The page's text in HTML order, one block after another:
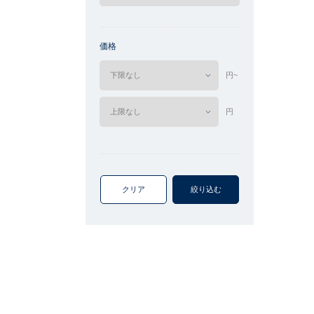
価格
円~
円
クリア 絞り込む